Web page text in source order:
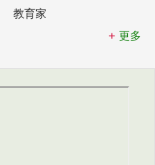
教育家
更多